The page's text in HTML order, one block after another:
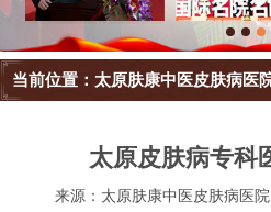
当前位置： 太原肤康中医皮肤病医
太原皮肤病专科
来源：太原肤康中医皮肤病医院